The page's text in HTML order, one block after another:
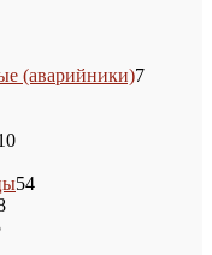
(аварийники)77
10
5454
88
35